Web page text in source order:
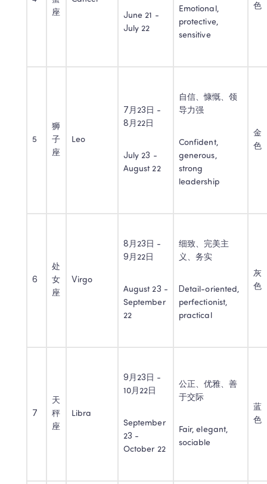
座
June 21 -
July 22
Emotional,
protective,
sensitive
色
5
狮
子
座
Leo
7月23日 -
8月22日
July 23 -
August 22
自信、慷慨、领
导力强
Confident,
generous,
strong
leadership
金
色
6
处
女
座
Virgo
8月23日 -
9月22日
August 23 -
September
22
细致、完美主
义、务实
Detail-oriented,
perfectionist,
practical
灰
色
7
天
秤
座
Libra
9月23日 -
10月22日
September
23 -
October 22
公正、优雅、善
于交际
Fair, elegant,
sociable
蓝
色